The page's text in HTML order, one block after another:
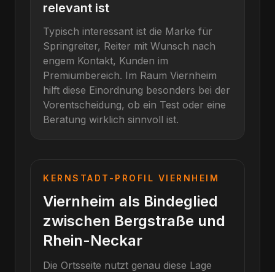
relevant ist
Typisch interessant ist die Marke für
Springreiter, Reiter mit Wunsch nach
engem Kontakt, Kunden im
Premiumbereich. Im Raum Viernheim
hilft diese Einordnung besonders bei der
Vorentscheidung, ob ein Test oder eine
Beratung wirklich sinnvoll ist.
KERNSTADT-PROFIL VIERNHEIM
Viernheim als Bindeglied
zwischen Bergstraße und
Rhein-Neckar
Die Ortsseite nutzt genau diese Lage